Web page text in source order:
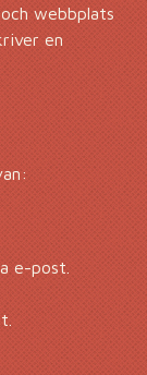
webbplats
en
e-post.